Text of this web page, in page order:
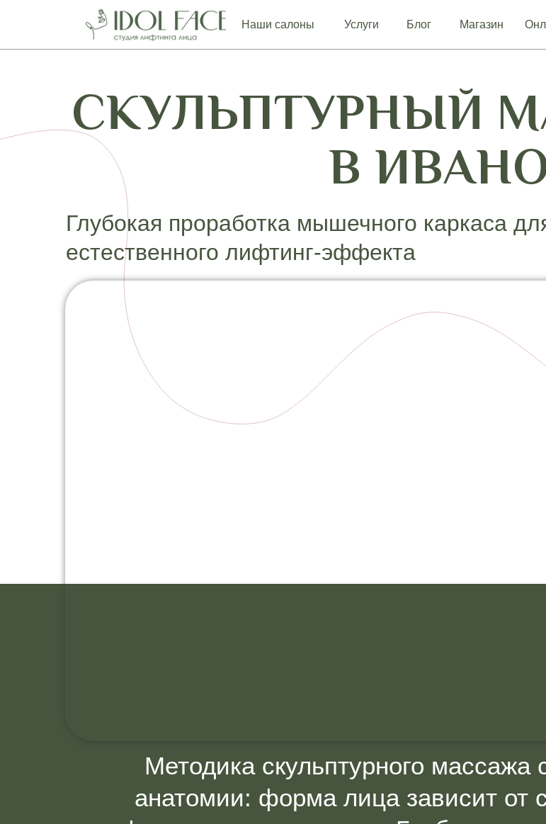
Наши салоны Услуги Магазин
Блог
Глубокая проработка мышечного каркаса
естественного лифтинг-эффекта
Методика скульптурного массажа
анатомии: форма лица зависит от
СКУЛЬПТУРНЫЙ
В